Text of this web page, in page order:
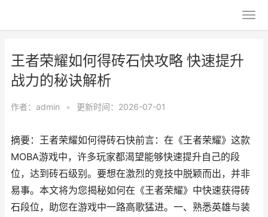
王者荣耀如何得砖石快攻略 快速提升
战力的秘诀解析
作者： admin • 更新时间：2026-07-01
摘要：王者荣耀如何得砖石快前言：在《王者荣耀》这款
MOBA游戏中，许多玩家都渴望能够快速提升自己的段
位，达到砖石级别。要想在激烈的竞技中脱颖而出，并非
易事。本文将为您揭秘如何在《王者荣耀》中快速获得砖
石段位，助您在游戏中一路高歌猛进。一、熟悉英雄与装